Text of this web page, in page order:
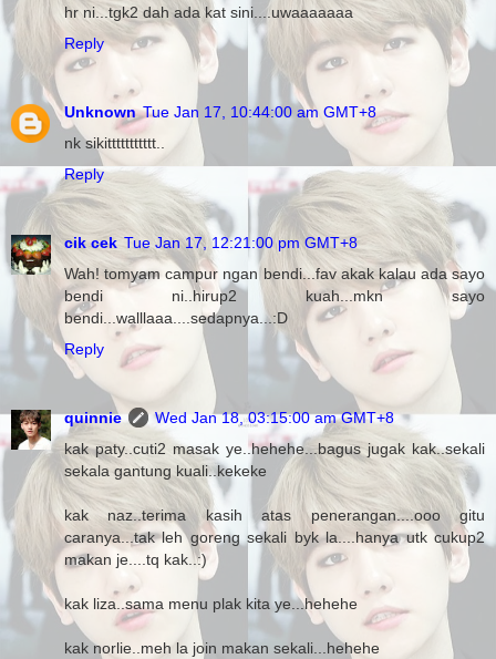
hr ni...tgk2 dah ada kat sini....uwaaaaaaa
Reply
Unknown Tue Jan 17, 10:44:00 am GMT+8
nk sikittttttttttt..
Reply
cik cek Tue Jan 17, 12:21:00 pm GMT+8
Wah! tomyam campur ngan bendi...fav akak kalau ada sayo
bendi ni..hirup2 kuah...mkn sayo
bendi...walllaaa....sedapnya...:D
Reply
quinnie
Wed Jan 18, 03:15:00 am GMT+8
kak paty..cuti2 masak ye..hehehe...bagus jugak kak..sekali
sekala gantung kuali..kekeke
kak naz..terima kasih atas penerangan....ooo gitu
caranya...tak leh goreng sekali byk la....hanya utk cukup2
makan je....tq kak..:)
kak liza..sama menu plak kita ye...hehehe
kak norlie..meh la join makan sekali...hehehe